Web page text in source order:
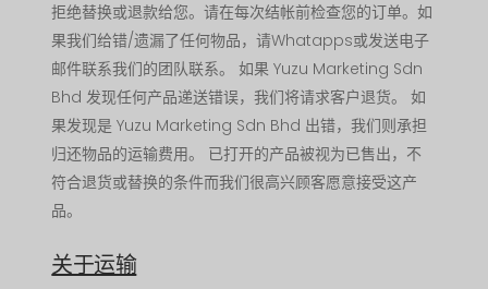
拒绝替换或退款给您。请在每次结帐前检查您的订单。如
果我们给错/遗漏了任何物品，请Whatapps或发送电子
邮件联系我们的团队联系。 如果 Yuzu Marketing Sdn
Bhd 发现任何产品递送错误，我们将请求客户退货。 如
果发现是 Yuzu Marketing Sdn Bhd 出错，我们则承担
归还物品的运输费用。 已打开的产品被视为已售出，不
符合退货或替换的条件而我们很高兴顾客愿意接受这产
品。
关于运输